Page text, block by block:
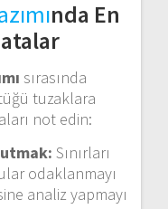
nda En
sırasında
tuzaklara
not edin:
Sınırları
odaklanmayı
analiz yapmayı